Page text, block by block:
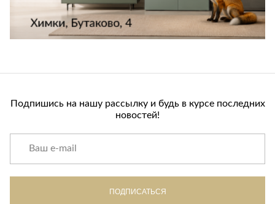
Подпишись на нашу рассылку и будь в курсе последних
новостей!
ПОДПИСАТЬСЯ